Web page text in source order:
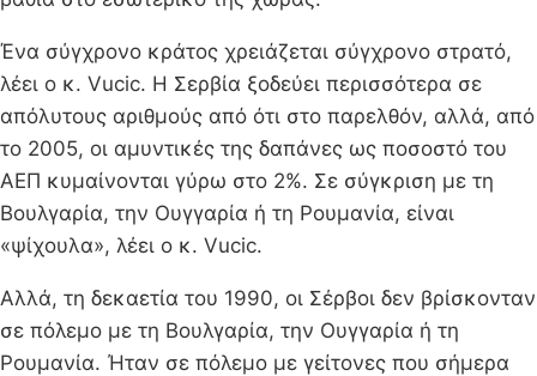
Ένα σύγχρονο κράτος χρειάζεται σύγχρονο στρατό,
λέει ο κ. Vucic. Η Σερβία ξοδεύει περισσότερα σε
απόλυτους αριθμούς από ότι στο παρελθόν, αλλά, από
το 2005, οι αμυντικές της δαπάνες ως ποσοστό του
ΑΕΠ κυμαίνονται γύρω στο 2%. Σε σύγκριση με τη
Βουλγαρία, την Ουγγαρία ή τη Ρουμανία, είναι
«ψίχουλα», λέει ο κ. Vucic.
Αλλά, τη δεκαετία του 1990, οι Σέρβοι δεν βρίσκονταν
σε πόλεμο με τη Βουλγαρία, την Ουγγαρία ή τη
Ρουμανία. Ήταν σε πόλεμο με γείτονες που σήμερα